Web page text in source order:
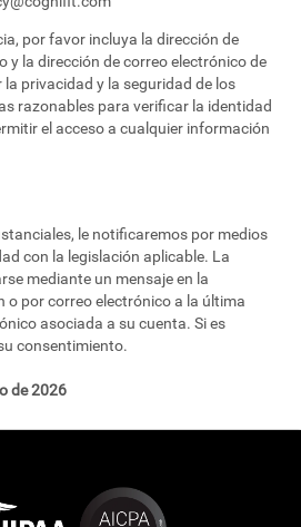
por favor incluya la dirección de
y la dirección de correo electrónico de
privacidad y la seguridad de los
razonables para verificar la identidad
el acceso a cualquier información
le notificaremos por medios
con la legislación aplicable. La
mediante un mensaje en la
o por correo electrónico a la última
asociada a su cuenta. Si es
consentimiento.
de 2026